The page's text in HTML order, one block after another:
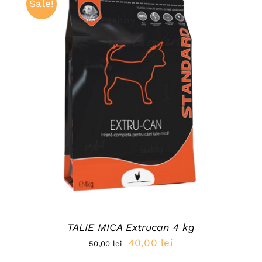
85,00 lei.
Sale!
ADAUGĂ ÎN COȘ
TALIE MICA Extrucan 4 kg
50,00lei
Prețul
40,00 leiPrețul